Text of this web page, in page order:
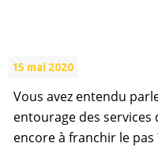
15 mai 2020
Vous avez entendu
entourage des
encore à franchir le